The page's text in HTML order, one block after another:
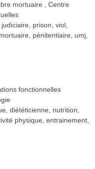
mortuaire
Centre
prison, viol,
pénitentiaire, umj,
fonctionnelles
diététicienne, nutrition,
physique, entrainement,